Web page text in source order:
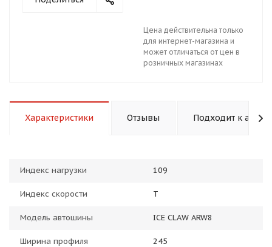
Цена действительна только
для интернет-магазина и
может отличаться от цен в
розничных магазинах
Характеристики Отзывы Подходит к авто
Индекс нагрузки 109
Индекс скорости T
Модель автошины ICE CLAW ARW8
Ширина профиля 245